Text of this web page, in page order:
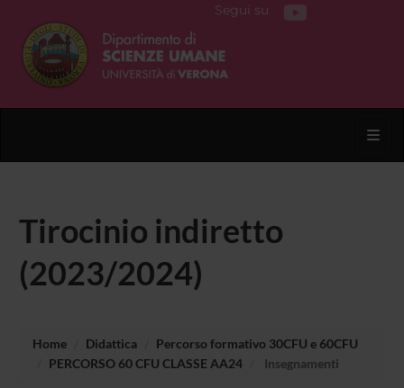
Segui su
Tirocinio indiretto
(2023/2024)
Home Didattica
Percorso formativo 30CFU e 60CFU
PERCORSO 60 CFU CLASSE AA24
Insegnamenti